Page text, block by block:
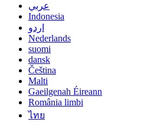
عربي
Indonesia
اردو
Nederlands
suomi
dansk
Čeština
Malti
Gaeilgenah Éireann
România limbi
ไทย